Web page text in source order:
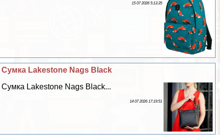
15 07 2026 5:13:35
Сумка Lakestone Nags Black
Сумка Lakestone Nags Black...
14 07 2026 17:19:51